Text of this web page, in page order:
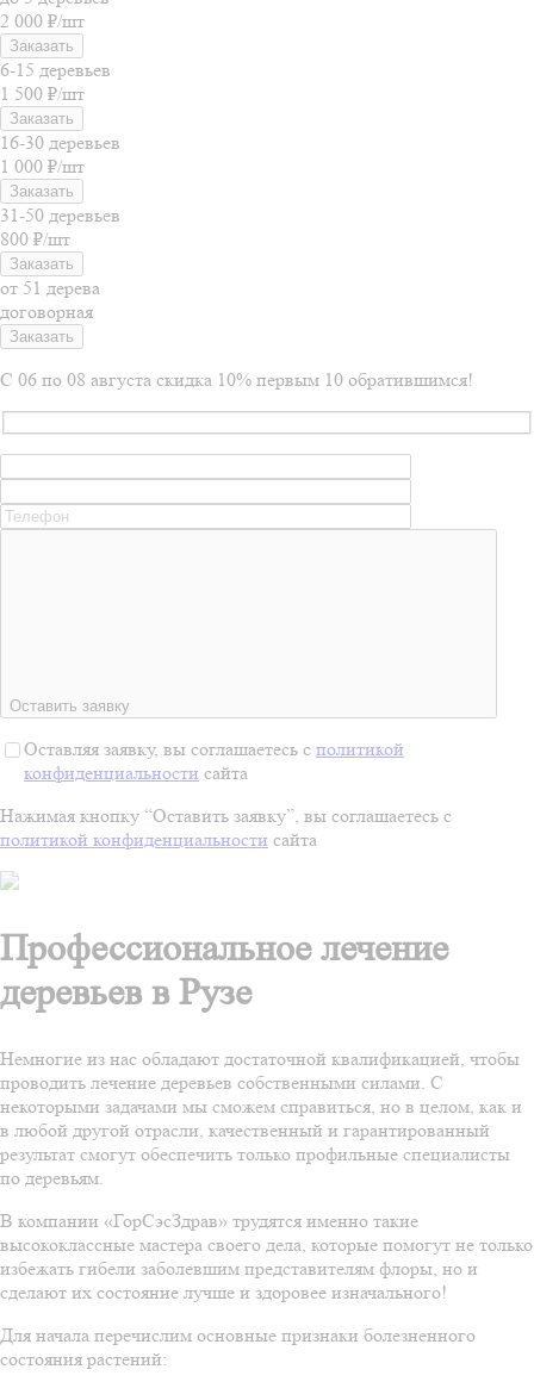
2 000 ₽/шт
Заказать
6-15 деревьев
1 500 ₽/шт
Заказать
16-30 деревьев
1 000 ₽/шт
Заказать
31-50 деревьев
800 ₽/шт
Заказать
от 51 дерева
договорная
Заказать
С 06 по 08 августа скидка 10% первым 10 обратившимся!
Оставить заявку
Оставляя заявку, вы соглашаетесь с политикой
конфиденциальности сайта
Нажимая кнопку “Оставить заявку”, вы соглашаетесь с
политикой конфиденциальности сайта
Профессиональное лечение
деревьев в Рузе
Немногие из нас обладают достаточной квалификацией, чтобы
проводить лечение деревьев собственными силами. С
некоторыми задачами мы сможем справиться, но в целом, как и
в любой другой отрасли, качественный и гарантированный
результат смогут обеспечить только профильные специалисты
по деревьям.
В компании «ГорСэсЗдрав» трудятся именно такие
высококлассные мастера своего дела, которые помогут не только
избежать гибели заболевшим представителям флоры, но и
сделают их состояние лучше и здоровее изначального!
Для начала перечислим основные признаки болезненного
состояния растений: